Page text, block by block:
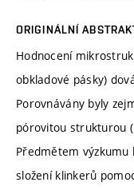
ORIGINÁLNÍ
Hodnocení
obkladové pásky)
Porovnávány byly
pórovitou strukturou
Předmětem
složení klinkerů